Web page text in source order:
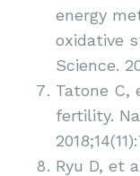
energy
oxidative
Science.
Tatone C,
fertility.
Ryu D, et